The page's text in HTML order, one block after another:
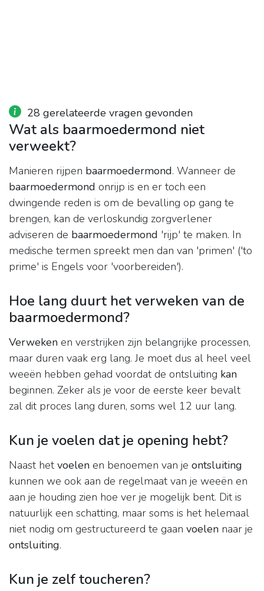
28 gerelateerde vragen gevonden
Wat als baarmoedermond niet
verweekt?
Manieren rijpen baarmoedermond. Wanneer de
baarmoedermond onrijp is en er toch een
dwingende reden is om de bevalling op gang te
brengen, kan de verloskundig zorgverlener
adviseren de baarmoedermond 'rijp' te maken. In
medische termen spreekt men dan van 'primen' ('to
prime' is Engels voor 'voorbereiden').
Hoe lang duurt het verweken van de
baarmoedermond?
Verweken en verstrijken zijn belangrijke processen,
maar duren vaak erg lang. Je moet dus al heel veel
weeën hebben gehad voordat de ontsluiting kan
beginnen. Zeker als je voor de eerste keer bevalt
zal dit proces lang duren, soms wel 12 uur lang.
Kun je voelen dat je opening hebt?
Naast hetvoelen en benoemen van je ontsluiting
kunnen we ook aan de regelmaat van je weeën en
aan je houding zien hoe ver je mogelijk bent. Dit is
natuurlijk een schatting, maar soms is het helemaal
niet nodig om gestructureerd te gaan voelen naar je
ontsluiting.
Kun je zelf toucheren?